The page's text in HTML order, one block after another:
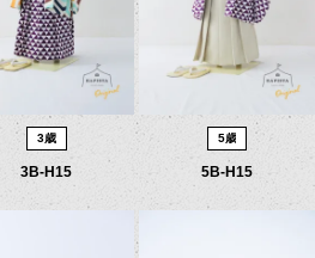
3歳
3B-H15
5歳
5B-H15